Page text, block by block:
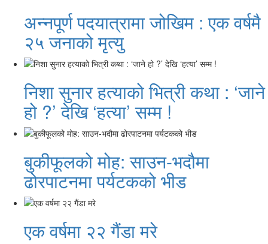
अन्नपूर्ण पदयात्रामा जोखिम : एक वर्षमै
२५ जनाको मृत्यु
निशा सुनार हत्याको भित्री कथा : ‘जाने
हो ?’ देखि ‘हत्या’ सम्म !
बुकीफूलको मोह: साउन-भदौमा
ढोरपाटनमा पर्यटकको भीड
एक वर्षमा २२ गैंडा मरे